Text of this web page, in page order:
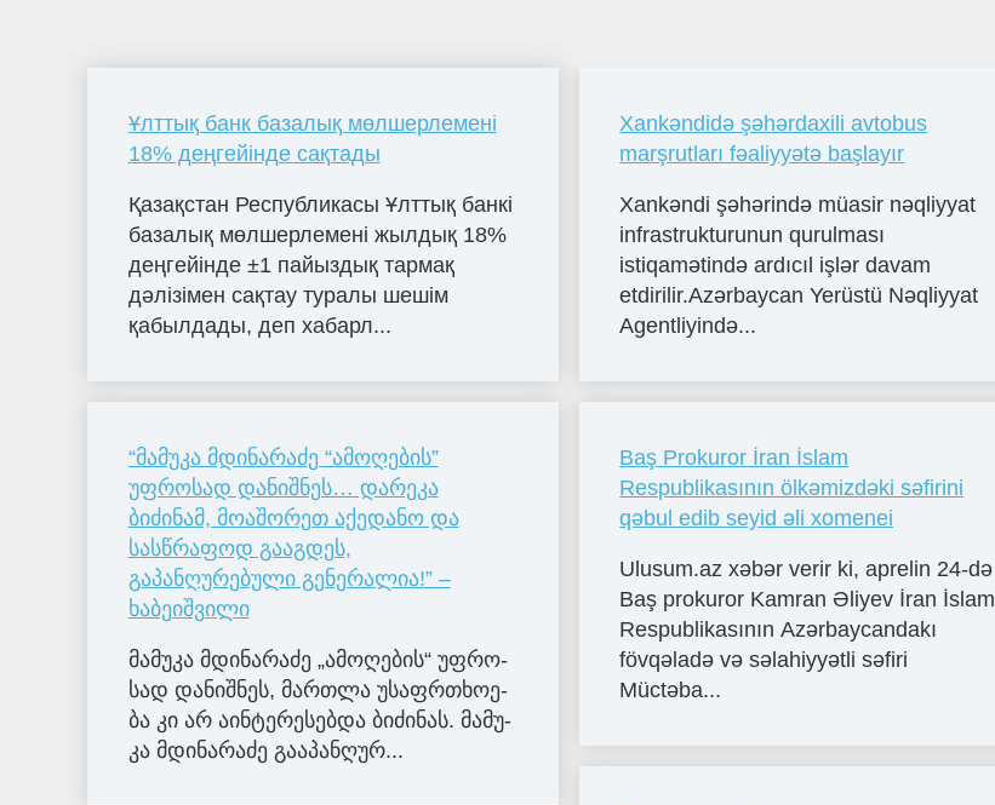
Ұлттық банк базалық мөлшерлемені
18% деңгейінде сақтады
Қазақстан Республикасы Ұлттық банкі
базалық мөлшерлемені жылдық 18%
деңгейінде ±1 пайыздық тармақ
дәлізімен сақтау туралы шешім
қабылдады, деп хабарл...
“მამუკა მდინარაძე “ამოღების”
უფროსად დანიშნეს… დარეკა
ბიძინამ, მოაშორეთ აქედანო და
სასწრაფოდ გააგდეს,
გაპანღურებული გენერალია!” –
ხაბეიშვილი
მა­მუ­კა მდი­ნა­რა­ძე „ამო­ღე­ბის“ უფ­რო­
სად და­ნიშ­ნეს, მარ­თლა უსაფრ­თხო­ე­
ბა კი არ აინ­ტე­რე­სებ­და ბი­ძი­ნას. მა­მუ­
კა მდი­ნა­რა­ძე გა­ა­პან­ღუ­რ...
Xankəndidə şəhərdaxili avtobus
marşrutları fəaliyyətə başlayır
Xankəndi şəhərində müasir nəqliyyat
infrastrukturunun qurulması
istiqamətində ardıcıl işlər davam
etdirilir.Azərbaycan Yerüstü Nəqliyyat
Agentliyində...
Baş Prokuror İran İslam
Respublikasının ölkəmizdəki səfirini
qəbul edib seyid əli xomenei
Ulusum.az xəbər verir ki, aprelin 24-də
Baş prokuror Kamran Əliyev İran İslam
Respublikasının Azərbaycandakı
fövqəladə və səlahiyyətli səfiri
Müctəba...